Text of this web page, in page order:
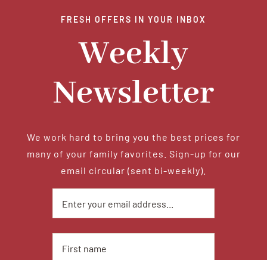
FRESH OFFERS IN YOUR INBOX
Weekly
Newsletter
We work hard to bring you the best prices for
many of your family favorites. Sign-up for our
email circular (sent bi-weekly).